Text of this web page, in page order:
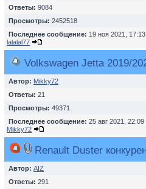
Ответы: 9084
Просмотры: 2452518
Последнее сообщение: 19 ноя 2021, 17:13
lalalal77
Volkswagen Jetta 2019/
Автор: Mikky72
Ответы: 21
Просмотры: 49371
Последнее сообщение: 25 авг 2021, 22:09
Mikky72
Renault Duster
Автор: AIZ
Ответы: 291